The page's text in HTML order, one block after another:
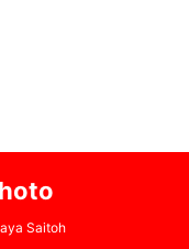
Saitoh